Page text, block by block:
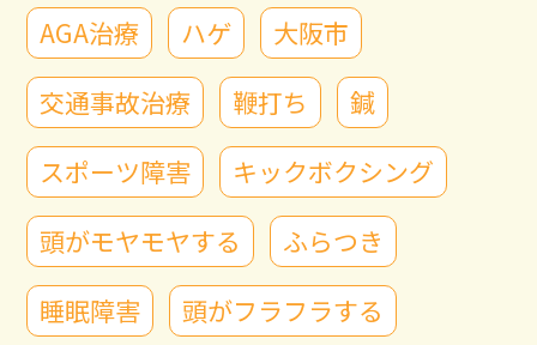
AGA治療
ハゲ
大阪市
交通事故治療
鞭打ち
鍼
スポーツ障害
キックボクシング
頭がモヤモヤする
ふらつき
睡眠障害
頭がフラフラする